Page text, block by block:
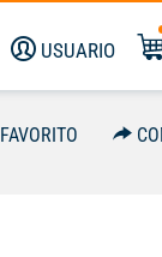
USUARIO
FAVORITO